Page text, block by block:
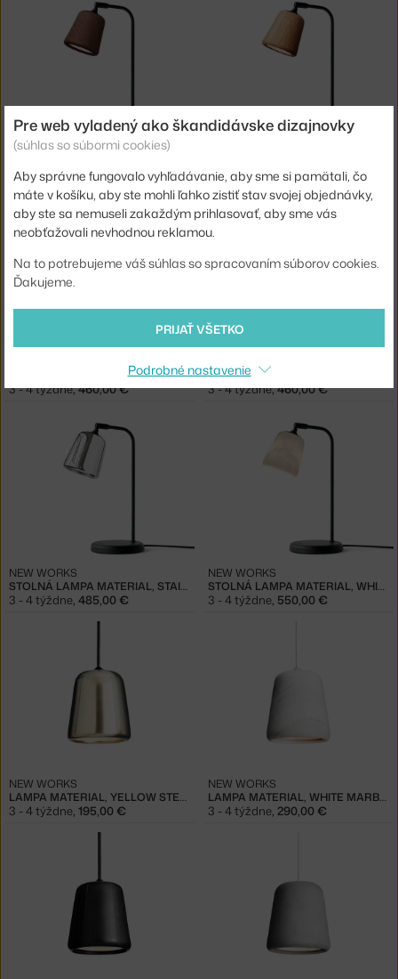
NEW WORKS
3 - 4 týždne,485,00 € 3 - 4 týždne,485,00 €
STOLNÍ LAMPA MATERIAL, MIXED CORK
3 - 4 týždne,460,00 € 3 - 4 týždne,460,00 €
STOLNÁ LAMPA MATERIAL, STAINLESS STEEL
NEW WORKS
3 - 4 týždne, 485,00 €
STOLNÁ LAMPA MATERIAL, WHITE MARBLE
NEW WORKS
3 - 4 týždne, 550,00 €
LAMPA MATERIAL, YELLOW STEEL
NEW WORKS
3 - 4 týždne, 195,00 €
LAMPA MATERIAL, WHITE MARBLE
NEW WORKS
3 - 4 týždne, 290,00 €
Pre web vyladený ako škandidávske dizajnovky
(súhlas so súbormi cookies)
Aby správne fungovalo vyhľadávanie, aby sme si pamätali, čo
máte v košíku, aby ste mohli ľahko zistiť stav svojej objednávky,
aby ste sa nemuseli zakaždým prihlasovať, aby sme vás
neobťažovali nevhodnou reklamou.
Na to potrebujeme váš súhlas so spracovaním súborov cookies.
Ďakujeme.
PRIJAŤ VŠETKO
Podrobné nastavenie